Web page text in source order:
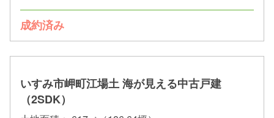
成約済み
いすみ市岬町江場土 海が見える中古戸建
（2SDK）